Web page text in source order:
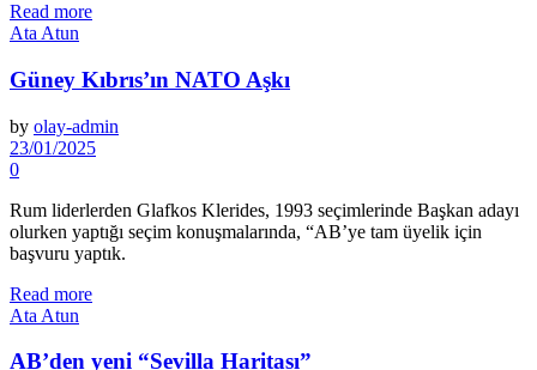
Read more
Ata Atun
Güney Kıbrıs’ın NATO Aşkı
by olay-admin
23/01/2025
0
Rum liderlerden Glafkos Klerides, 1993 seçimlerinde Başkan adayı
olurken yaptığı seçim konuşmalarında, “AB’ye tam üyelik için
başvuru yaptık.
Read more
Ata Atun
AB’den yeni “Sevilla Haritası”